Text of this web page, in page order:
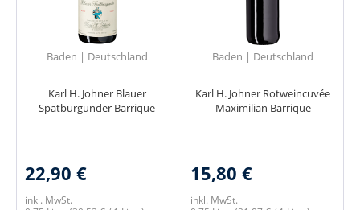
Baden | Deutschland
Karl H. Johner Blauer
Spätburgunder Barrique
22,90 €
inkl. MwSt.
Baden | Deutschland
Karl H. Johner Rotweincuvée
Maximilian Barrique
15,80 €
inkl. MwSt.